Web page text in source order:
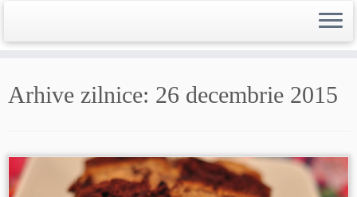
Arhive zilnice: 26 decembrie 2015